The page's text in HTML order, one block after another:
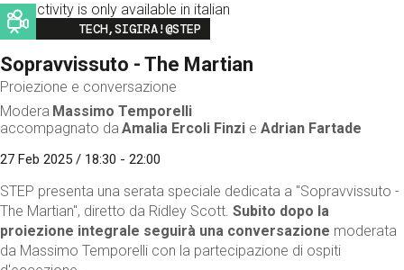
This activity is only available in italian
Image
TECH,SIGIRA!@STEP
Sopravvissuto - The Martian
Proiezione e conversazione
Modera Massimo Temporelli
accompagnato da Amalia Ercoli Finzi eAdrian Fartade
27 Feb 2025 / 18:30 - 22:00
STEP presenta una serata speciale dedicata a "Sopravvissuto -
The Martian", diretto da Ridley Scott. Subito dopo la
proiezione integrale seguirà una conversazione moderata
da Massimo Temporelli con la partecipazione di ospiti